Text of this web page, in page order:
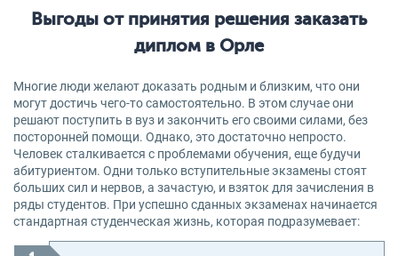
Выгоды от принятия решения заказать
диплом в Орле
Многие люди желают доказать родным и близким, что они
могут достичь чего-то самостоятельно. В этом случае они
решают поступить в вуз и закончить его своими силами, без
посторонней помощи. Однако, это достаточно непросто.
Человек сталкивается с проблемами обучения, еще будучи
абитуриентом. Одни только вступительные экзамены стоят
больших сил и нервов, а зачастую, и взяток для зачисления в
ряды студентов. При успешно сданных экзаменах начинается
стандартная студенческая жизнь, которая подразумевает: